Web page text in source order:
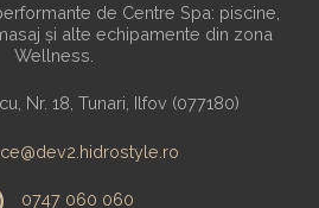
de Centre Spa: piscine,
și alte echipamente din zona
Wellness.
Nr. 18, Tunari, Ilfov (077180)
0747 060 060